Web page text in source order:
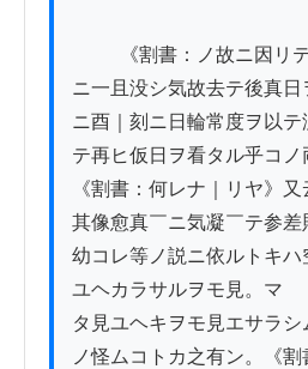
ニ一且没シ気故去テ後真
ニ酉｜刻ニ日輪常度ヲ以
テ再ヒ仮日ヲ看タル乎コノ
《割書：何レナ｜リヤ》
其像愈真￣ニ気凝￣テ参差
幼コレ等ノ説ニ依ルトキハ
ユヘカラサルヲモ見。マ
タ見ユヘキヲモ見エサラ
ノ怪ムコトカ之有ン。《